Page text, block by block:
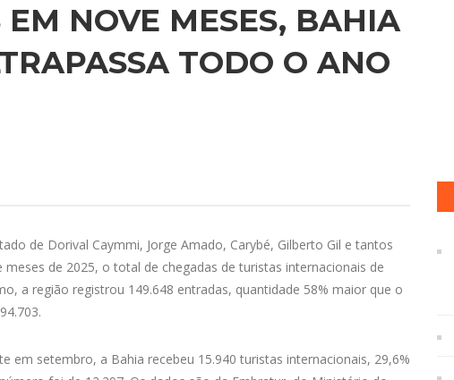
NOVE MESES, BAHIA
TODO O ANO
de Dorival Caymmi, Jorge Amado, Carybé, Gilberto Gil e tantos
de 2025, o total de chegadas de turistas internacionais de
a região registrou 149.648 entradas, quantidade 58% maior que o
em setembro, a Bahia recebeu 15.940 turistas internacionais, 29,6%